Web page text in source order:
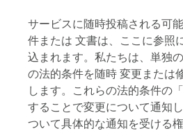
サービスに随時投稿される可
件または 文書は、ここに参照
込まれます。私たちは、単独
の法的条件を随時 変更または
します。これらの法的条件の
することで変更について通知
ついて具体的な通知を受ける